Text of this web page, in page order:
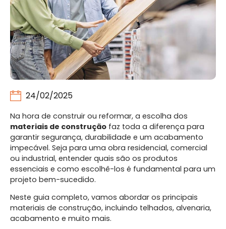
24/02/2025
Na hora de construir ou reformar, a escolha dos
materiais de construção faz toda a diferença para
garantir segurança, durabilidade e um acabamento
impecável. Seja para uma obra residencial, comercial
ou industrial, entender quais são os produtos
essenciais e como escolhê-los é fundamental para um
projeto bem-sucedido.
Neste guia completo, vamos abordar os principais
materiais de construção, incluindo telhados, alvenaria,
acabamento e muito mais.